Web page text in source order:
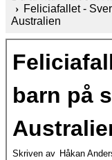
Feliciafallet -
Australien
barn på
Skriven av Håkan